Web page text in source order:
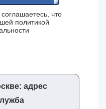
что
политикой
адрес